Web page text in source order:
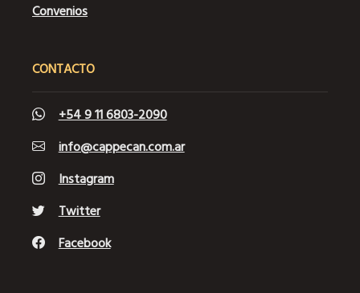
Convenios
CONTACTO
+54 9 11 6803-2090
info@cappecan.com.ar
Instagram
Twitter
Facebook